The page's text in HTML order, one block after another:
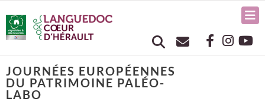
JOURNÉES EUROPÉENNES
DU PATRIMOINE PALÉO-
LABO